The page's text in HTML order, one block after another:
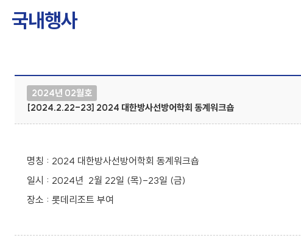
국내행사
2024년 02월호
[2024.2.22-23] 2024 대한방사선방어학회 동계워크숍
명칭 : 2024 대한방사선방어학회 동계워크숍
일시 : 2024년 2월 22일 (목)-23일 (금)
장소 : 롯데리조트 부여